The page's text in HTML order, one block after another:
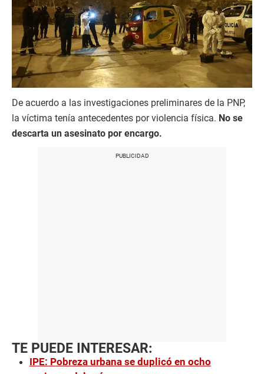
De acuerdo a las investigaciones preliminares de la PNP,
la víctima tenía antecedentes por violencia física. No se
descarta un asesinato por encargo.
TE PUEDE INTERESAR:
IPE: Pobreza urbana se duplicó en ocho